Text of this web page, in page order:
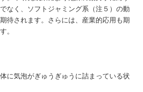
なく、ソフトジャミング系（注５）の動
待されます。さらには、産業的応用も期
。
に気泡がぎゅうぎゅうに詰まっている状